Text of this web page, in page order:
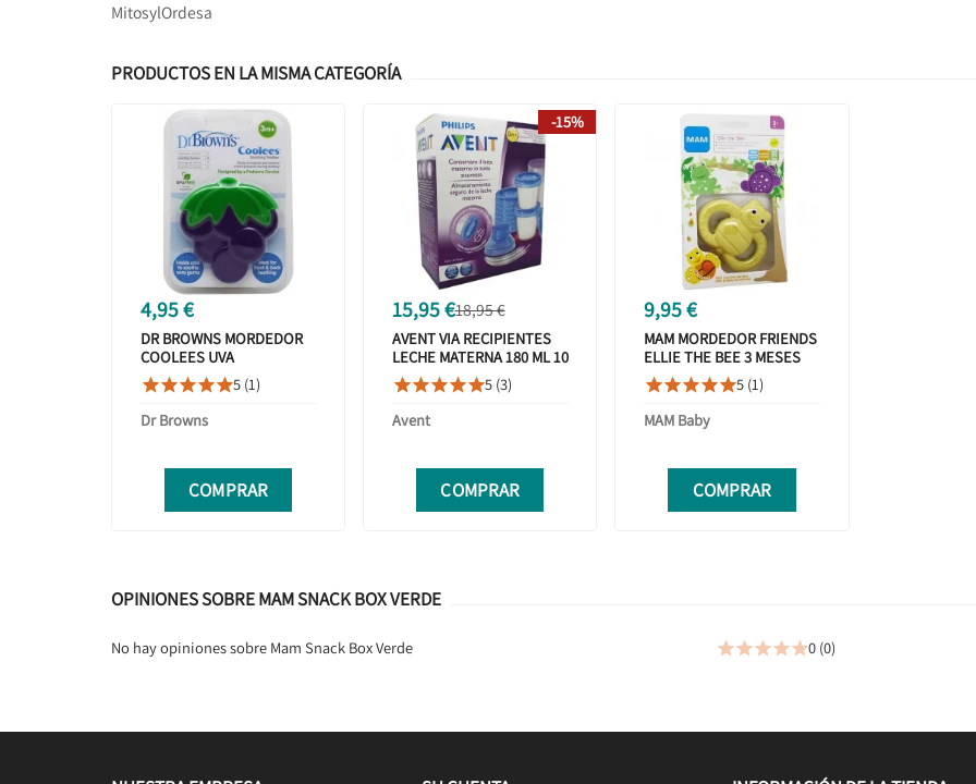
MitosylOrdesa
PRODUCTOS EN LA MISMA CATEGORÍA
4,95 €
DR BROWNS MORDEDOR
COOLEES UVA
5 (1)
Dr Browns
COMPRAR
15,95 €18,95 €
AVENT VIA RECIPIENTES
LECHE MATERNA 180 ML 10
UNIDADES SCF618/10
5 (3)
Avent
COMPRAR
-15%
9,95 €
MAM MORDEDOR FRIENDS
ELLIE THE BEE 3 MESES
5 (1)
MAM Baby
COMPRAR
OPINIONES SOBRE MAM SNACK BOX VERDE
No hay opiniones sobre Mam Snack Box Verde 0 (0)